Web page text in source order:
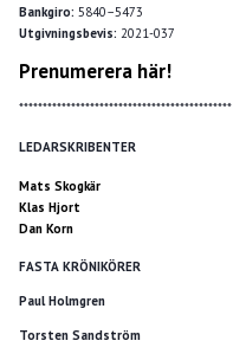
Bankgiro: 5840–5473
Utgivningsbevis: 2021-037
Prenumerera här!
*********************************************
LEDARSKRIBENTER
Mats Skogkär
Klas Hjort
Dan Korn
FASTA KRÖNIKÖRER
Paul Holmgren
Torsten Sandström